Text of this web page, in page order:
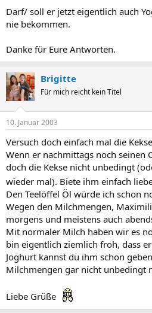
Darf/ soll er jetzt eigentlich auch
nie bekommen.
Danke für Eure Antworten.
Brigitte
Für mich reicht kein Titel
10. Januar 2003
Versuch doch einfach mal die
Wenn er nachmittags noch seinen
doch die Kekse nicht unbedingt
wieder mal). Biete ihm einfach
Den Teelöffel Öl würde ich schon
Wegen den Milchmengen,
morgens und meistens auch
Mit normaler Milch haben wir es
bin eigentlich ziemlich froh, dass
Joghurt kannst du ihm schon
Milchmengen gar nicht unbedingt
Liebe Grüße